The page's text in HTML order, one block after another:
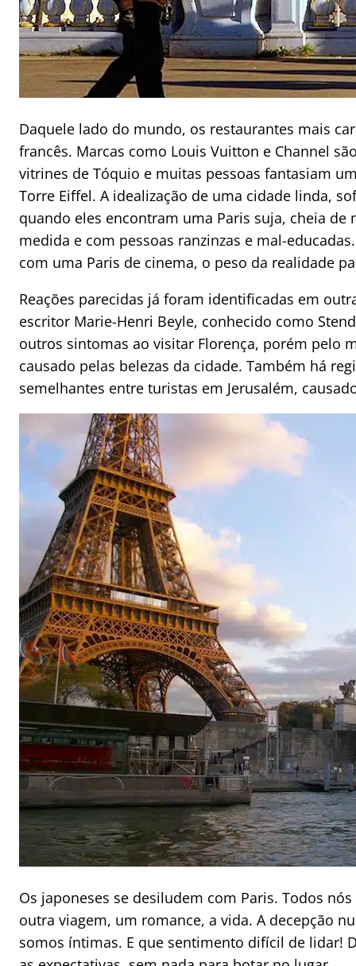
Daquele lado do mundo, os restaurantes mais
francês. Marcas como Louis Vuitton e Channel
vitrines de Tóquio e muitas pessoas fantasiam
Torre Eiffel. A idealização de uma cidade linda,
quando eles encontram uma Paris suja, cheia
medida e com pessoas ranzinzas e mal-
com uma Paris de cinema, o peso da realidade
Reações parecidas já foram identificadas em
escritor Marie-Henri Beyle, conhecido como
outros sintomas ao visitar Florença, porém pelo
causado pelas belezas da cidade. Também há
semelhantes entre turistas em Jerusalém,
Os japoneses se desiludem com Paris. Todos
outra viagem, um romance, a vida. A decepção
somos íntimas. E que sentimento difícil de lidar!